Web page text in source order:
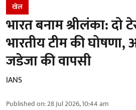
खेल
भारत बनाम श्रीलंका: दो
भारतीय टीम की घोषणा,
जडेजा की वापसी
IANS
Published on:28 Jul 2026, 10:44 am